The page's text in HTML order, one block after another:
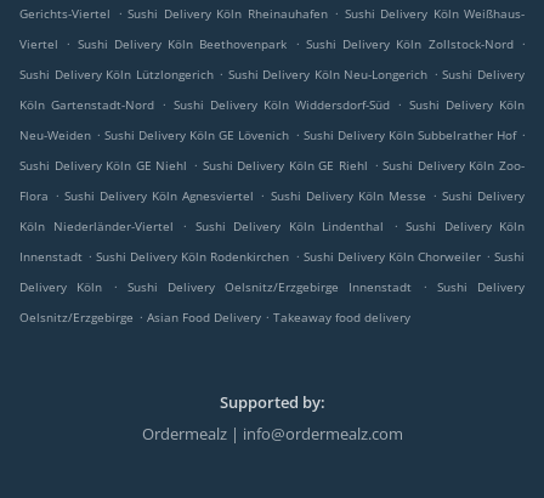
Gerichts-Viertel
. Sushi Delivery Köln Rheinauhafen . Sushi Delivery Köln Weißhaus-
Viertel
. Sushi Delivery Köln Beethovenpark . Sushi Delivery Köln Zollstock-Nord .
Sushi Delivery Köln Lützlongerich . Sushi Delivery Köln Neu-Longerich . Sushi Delivery
Köln Gartenstadt-Nord . Sushi Delivery Köln Widdersdorf-Süd . Sushi Delivery Köln
Neu-Weiden . Sushi Delivery Köln GE Lövenich . Sushi Delivery Köln Subbelrather Hof .
Sushi Delivery Köln GE Niehl . Sushi Delivery Köln GE Riehl . Sushi Delivery Köln Zoo-
Flora . Sushi Delivery Köln Agnesviertel . Sushi Delivery Köln Messe . Sushi Delivery
Köln Niederländer-Viertel
. Sushi Delivery Köln Lindenthal . Sushi Delivery Köln
Innenstadt . Sushi Delivery Köln Rodenkirchen . Sushi Delivery Köln Chorweiler . Sushi
Delivery Köln
. Sushi Delivery Oelsnitz/Erzgebirge Innenstadt .
Sushi Delivery
Oelsnitz/Erzgebirge . Asian Food Delivery . Takeaway food delivery
Supported by:
Ordermealz | info@ordermealz.com